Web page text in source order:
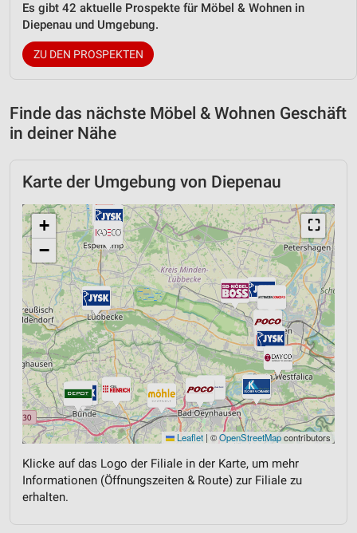
Es gibt 42 aktuelle Prospekte für Möbel & Wohnen in
Diepenau und Umgebung.
ZU DEN PROSPEKTEN
Finde das nächste Möbel & Wohnen Geschäft
in deiner Nähe
Karte der Umgebung von Diepenau
⛶
+
−
Leaflet | ©OpenStreetMapcontributors
Klicke auf das Logo der Filiale in der Karte, um mehr
Informationen (Öffnungszeiten & Route) zur Filiale zu
erhalten.